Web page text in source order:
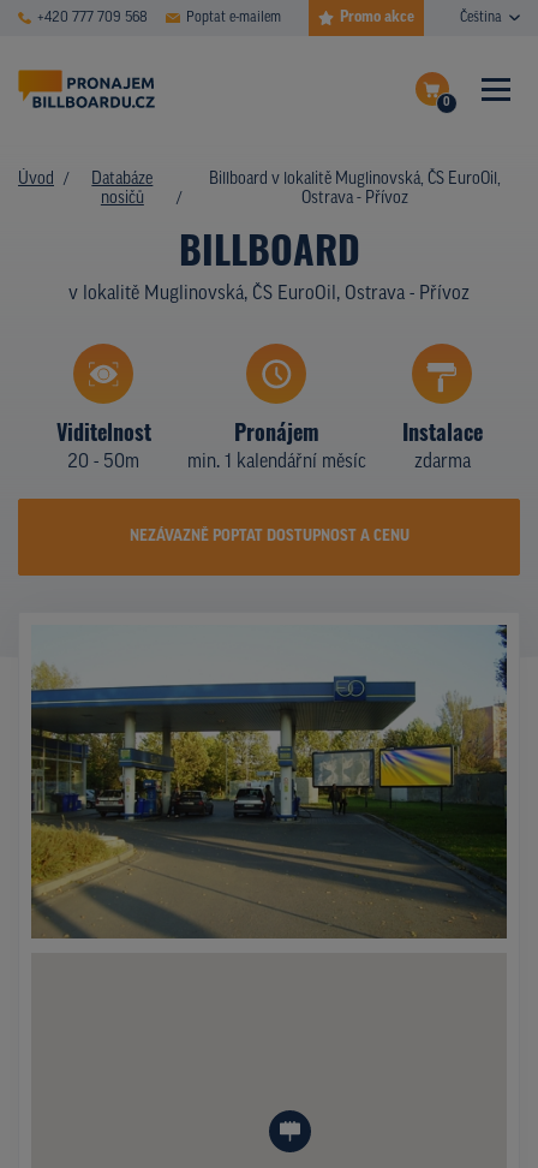
+420 777 709 568 Poptat e-mailem Promo akce Čeština
0
Dokončit poptávku
ČASTÉ DOTAZY
PLOCHY V AKCI
TYPY NOSIČŮ
Z PRAXE
Úvod
Databáze
nosičů
Billboard v lokalitě Muglinovská, ČS EuroOil,
Ostrava - Přívoz
BILLBOARD
v lokalitě Muglinovská, ČS EuroOil, Ostrava - Přívoz
Viditelnost
20 - 50m
Pronájem
min. 1 kalendářní měsíc
Instalace
zdarma
NEZÁVAZNĚ POPTAT DOSTUPNOST A CENU